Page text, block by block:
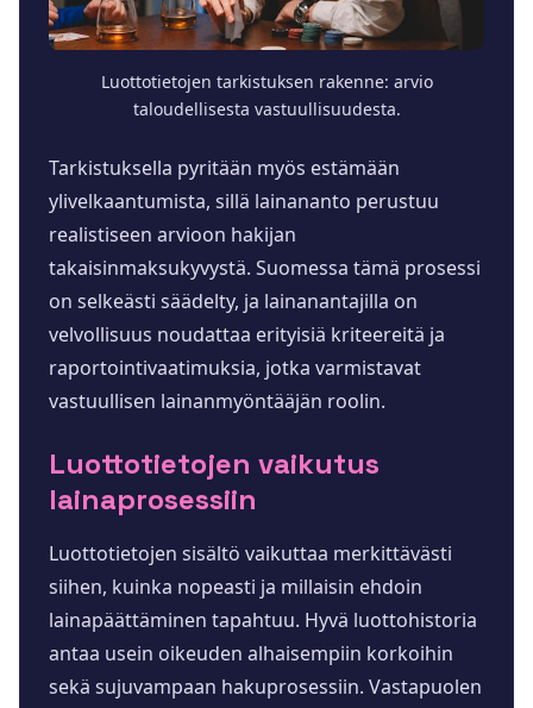
Luottotietojen tarkistuksen rakenne: arvio
taloudellisesta vastuullisuudesta.
Tarkistuksella pyritään myös estämään
ylivelkaantumista, sillä lainananto perustuu
realistiseen arvioon hakijan
takaisinmaksukyvystä. Suomessa tämä prosessi
on selkeästi säädelty, ja lainanantajilla on
velvollisuus noudattaa erityisiä kriteereitä ja
raportointivaatimuksia, jotka varmistavat
vastuullisen lainanmyöntääjän roolin.
Luottotietojen vaikutus
lainaprosessiin
Luottotietojen sisältö vaikuttaa merkittävästi
siihen, kuinka nopeasti ja millaisin ehdoin
lainapäättäminen tapahtuu. Hyvä luottohistoria
antaa usein oikeuden alhaisempiin korkoihin
sekä sujuvampaan hakuprosessiin. Vastapuolen